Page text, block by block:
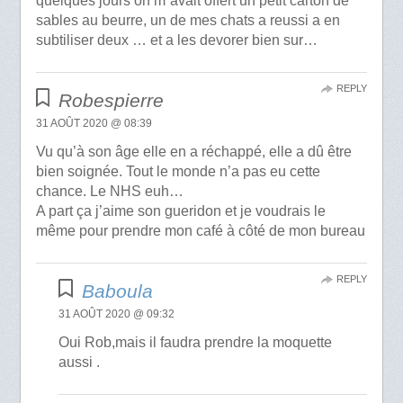
sables au beurre, un de mes chats a reussi a en
subtiliser deux … et a les devorer bien sur…
Robespierre
31 AOÛT 2020 @ 08:39
Vu qu’à son âge elle en a réchappé, elle a dû être
bien soignée. Tout le monde n’a pas eu cette
chance. Le NHS euh…
A part ça j’aime son gueridon et je voudrais le
même pour prendre mon café à côté de mon bureau
REPLY
Baboula
31 AOÛT 2020 @ 09:32
Oui Rob,mais il faudra prendre la moquette
aussi .
REPLY